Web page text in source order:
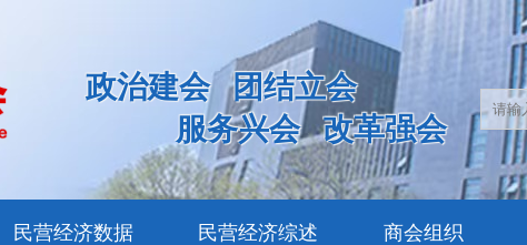
政治建会 团结立会
服务兴会 改革强会
民营经济数据 民营经济综述 商会组织